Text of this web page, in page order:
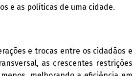
e as políticas de uma cidade.
e trocas entre os cidadãos e
as crescentes restrições